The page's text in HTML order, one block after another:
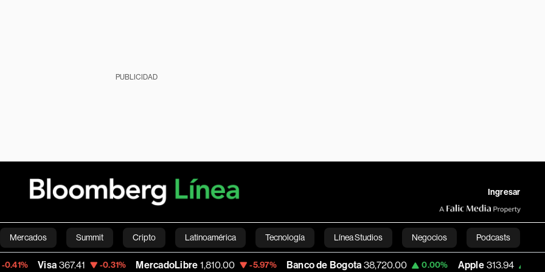
PUBLICIDAD
Ingresar
Mercados Summit Cripto Latinoamérica Tecnología Línea Studios Negocios Podcasts
Economía Estilo de vida Mundo Videos English
367.41 -0.31% MercadoLibre 1,810.00 -5.97% Banco de Bogota 38,720.00 0.00% Apple 313.94 +0.96%